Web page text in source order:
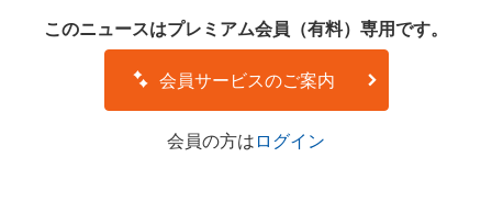
このニュースはプレミアム会員（有料）専用です。
会員サービスのご案内
会員の方は ログイン